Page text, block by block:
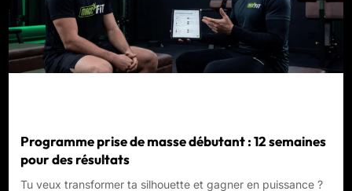
Programme prise de masse débutant : 12 semaines
pour des résultats
Tu veux transformer ta silhouette et gagner en puissance ?